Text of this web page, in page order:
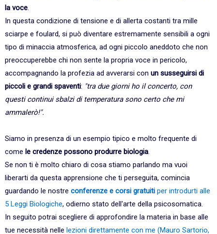
la voce.
In questa condizione di tensione e di allerta costanti tra mille
sciarpe e foulard, si può diventare estremamente sensibili a ogni
tipo di minaccia atmosferica, ad ogni piccolo aneddoto che non
preoccuperebbe chi non sente la propria voce in pericolo,
accompagnando la profezia ad avverarsi con un susseguirsi di
piccoli e grandi spaventi: "tra due giorni ho il concerto, con
questi continui sbalzi di temperatura sono certo che mi
ammalerò!".
Siamo in presenza di un esempio tipico e molto frequente di
come le credenze possono produrre biologia.
Se non ti è molto chiaro di cosa stiamo parlando ma vuoi
liberarti da questa apprensione che ti perseguita, comincia
guardando le nostre conferenze e corsi gratuiti per introdurti alle
5 Leggi Biologiche, odierno stato dell'arte della psicosomatica.
In seguito potrai scegliere di approfondire la materia in base alle
tue necessità nelle lezioni direttamente con me (Mauro Sartorio,